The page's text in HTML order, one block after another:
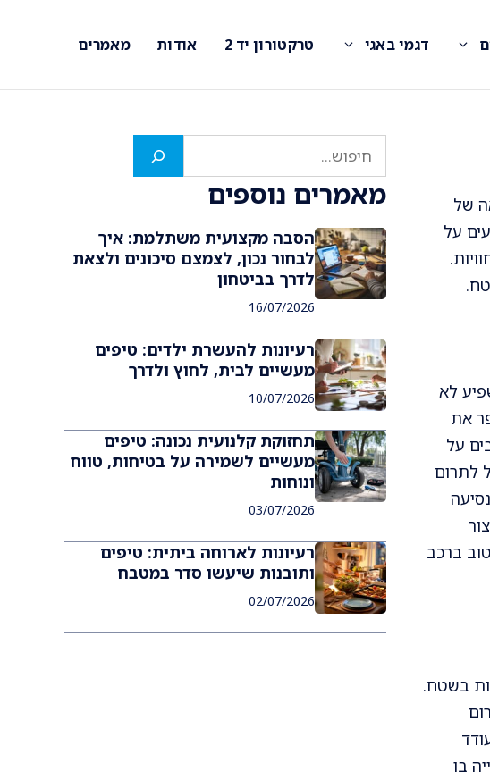
דגמי באגי טרקטורון יד 2 אודות מאמרים
של
על
לא
את
על
לתרום
ברכב
בשטח.
בו
חיפוש
מאמרים נוספים
הסבה מקצועית משתלמת: איך
לבחור נכון, לצמצם סיכונים ולצאת
לדרך בביטחון
16/07/2026
רעיונות להעשרת ילדים: טיפים
מעשיים לבית, לחוץ ולדרך
10/07/2026
תחזוקת קלנועית נכונה: טיפים
מעשיים לשמירה על בטיחות, טווח
ונוחות
03/07/2026
רעיונות לארוחה ביתית: טיפים
ותובנות שיעשו סדר במטבח
02/07/2026